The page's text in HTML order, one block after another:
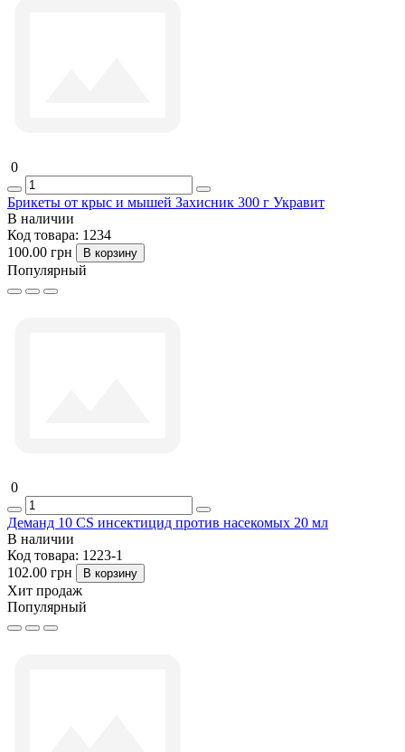
0
Брикеты от крыс и мышей Захисник 300 г Укравит
В наличии
Код товара: 1234
100.00 грн
В корзину
Популярный
0
Деманд 10 CS инсектицид против насекомых 20 мл
В наличии
Код товара: 1223-1
102.00 грн
В корзину
Хит продаж
Популярный